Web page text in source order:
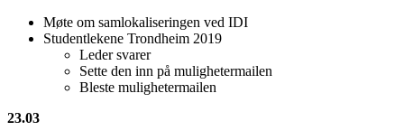
Møte om samlokaliseringen ved IDI
Studentlekene Trondheim 2019
Leder svarer
Sette den inn på mulighetermailen
Bleste mulighetermailen
23.03